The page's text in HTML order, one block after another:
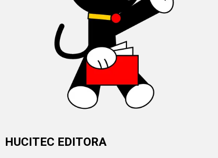
HUCITEC EDITORA